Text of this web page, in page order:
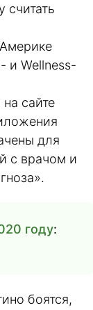
считать
и Wellness-
сайте
для
с врачом и
году:
боятся,